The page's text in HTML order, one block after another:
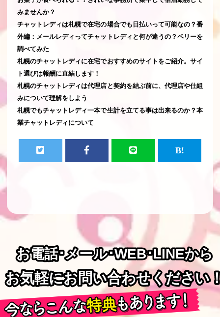
みませんか？
チャットレディは札幌で在宅の場合でも日払いって可能なの？番
外編：メールレディってチャットレディと何が違うの？ベリーを
調べてみた
札幌のチャットレディに在宅でおすすめのサイトをご紹介。サイ
ト選びは報酬に直結します！
札幌のチャットレディは代理店と契約を結ぶ前に、代理店や仕組
みについて理解をしよう
札幌でもチャットレディ一本で生計を立てる事は出来るのか？本
業チャットレディについて
お電話･メール･WEB･LINEから
お電話･メール･WEB･LINEから
お気軽にお問い合わせください
お気軽にお問い合わせください